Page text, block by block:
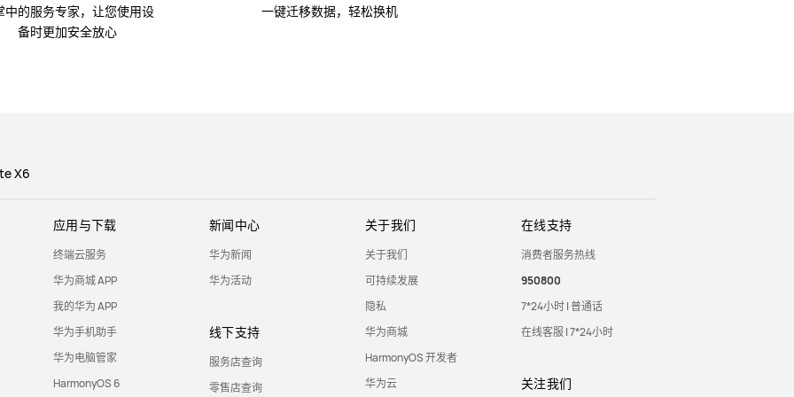
中的服务专家，让您使用设
备时更加安全放心
一键迁移数据，轻松换机
X6
应用与下载
终端云服务
华为商城 APP
我的华为 APP
华为手机助手
华为电脑管家
HarmonyOS 6
新闻中心
华为新闻
华为活动
线下支持
服务店查询
零售店查询
关于我们
关于我们
可持续发展
隐私
华为商城
HarmonyOS 开发者
华为云
在线支持
消费者服务热线
950800
7*24小时 | 普通话
在线客服 | 7*24小时
关注我们